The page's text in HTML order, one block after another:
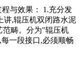
与效果： 1.充分发
讲,辊压机双闭路水泥
范畴。分为"辊压机
一段接口,必须顺畅